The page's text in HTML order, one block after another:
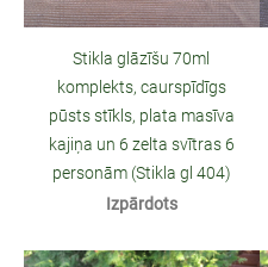
Stikla glāzīšu 70ml
komplekts, caurspīdīgs
pūsts stīkls, plata masīva
kajiņa un 6 zelta svītras 6
personām (Stikla gl 404)
Izpārdots